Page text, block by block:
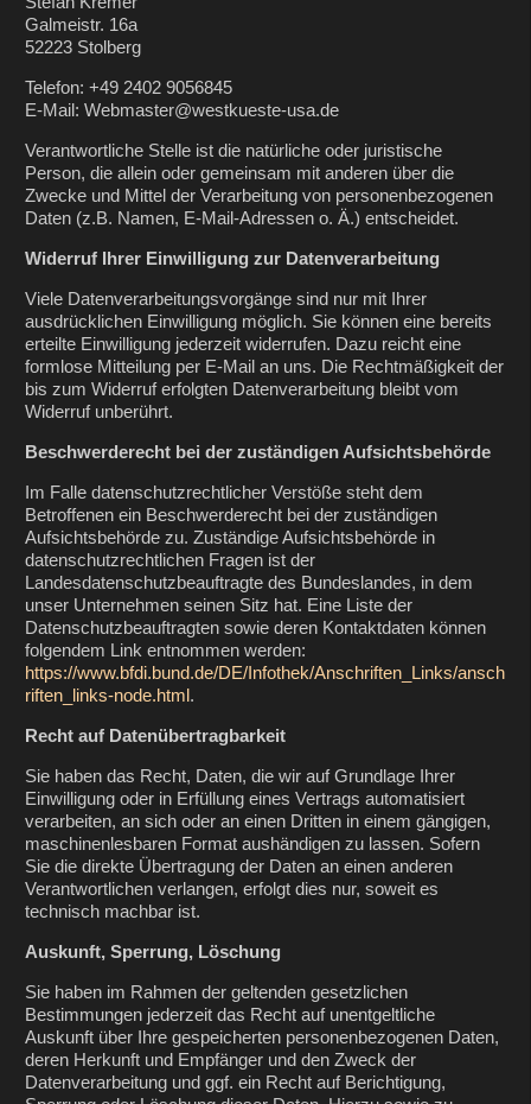
Galmeistr. 16a
52223 Stolberg
Telefon: +49 2402 9056845
E-Mail: Webmaster@westkueste-usa.de
Verantwortliche Stelle ist die natürliche oder juristische
Person, die allein oder gemeinsam mit anderen über die
Zwecke und Mittel der Verarbeitung von personenbezogenen
Daten (z.B. Namen, E-Mail-Adressen o. Ä.) entscheidet.
Widerruf Ihrer Einwilligung zur Datenverarbeitung
Viele Datenverarbeitungsvorgänge sind nur mit Ihrer
ausdrücklichen Einwilligung möglich. Sie können eine bereits
erteilte Einwilligung jederzeit widerrufen. Dazu reicht eine
formlose Mitteilung per E-Mail an uns. Die Rechtmäßigkeit der
bis zum Widerruf erfolgten Datenverarbeitung bleibt vom
Widerruf unberührt.
Beschwerderecht bei der zuständigen Aufsichtsbehörde
Im Falle datenschutzrechtlicher Verstöße steht dem
Betroffenen ein Beschwerderecht bei der zuständigen
Aufsichtsbehörde zu. Zuständige Aufsichtsbehörde in
datenschutzrechtlichen Fragen ist der
Landesdatenschutzbeauftragte des Bundeslandes, in dem
unser Unternehmen seinen Sitz hat. Eine Liste der
Datenschutzbeauftragten sowie deren Kontaktdaten können
folgendem Link entnommen werden:
https://www.bfdi.bund.de/DE/Infothek/Anschriften_Links/ansch
riften_links-node.html.
Recht auf Datenübertragbarkeit
Sie haben das Recht, Daten, die wir auf Grundlage Ihrer
Einwilligung oder in Erfüllung eines Vertrags automatisiert
verarbeiten, an sich oder an einen Dritten in einem gängigen,
maschinenlesbaren Format aushändigen zu lassen. Sofern
Sie die direkte Übertragung der Daten an einen anderen
Verantwortlichen verlangen, erfolgt dies nur, soweit es
technisch machbar ist.
Auskunft, Sperrung, Löschung
Sie haben im Rahmen der geltenden gesetzlichen
Bestimmungen jederzeit das Recht auf unentgeltliche
Auskunft über Ihre gespeicherten personenbezogenen Daten,
deren Herkunft und Empfänger und den Zweck der
Datenverarbeitung und ggf. ein Recht auf Berichtigung,